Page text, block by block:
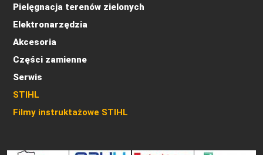
Pielęgnacja terenów zielonych
Elektronarzędzia
Akcesoria
Części zamienne
Serwis
STIHL
Filmy instruktażowe STIHL